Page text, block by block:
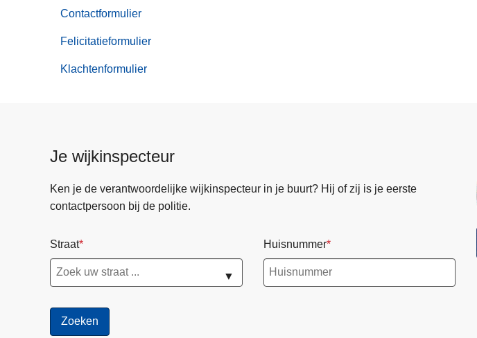
Contactformulier
Felicitatieformulier
Klachtenformulier
Je wijkinspecteur
Ken je de verantwoordelijke wijkinspecteur in je buurt? Hij of zij is je eerste
contactpersoon bij de politie.
Straat
▼
Huisnummer